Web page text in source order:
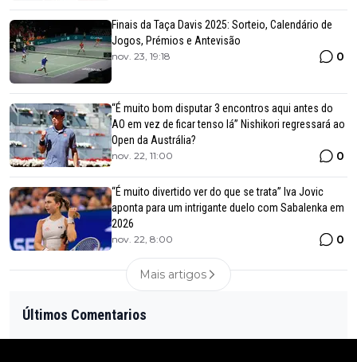
Finais da Taça Davis 2025: Sorteio, Calendário de
Jogos, Prémios e Antevisão
nov. 23, 19:18 0
“É muito bom disputar 3 encontros aqui antes do
AO em vez de ficar tenso lá” Nishikori regressará ao
Open da Austrália?
nov. 22, 11:00 0
“É muito divertido ver do que se trata” Iva Jovic
aponta para um intrigante duelo com Sabalenka em
2026
nov. 22, 8:00 0
Mais artigos
Últimos Comentarios